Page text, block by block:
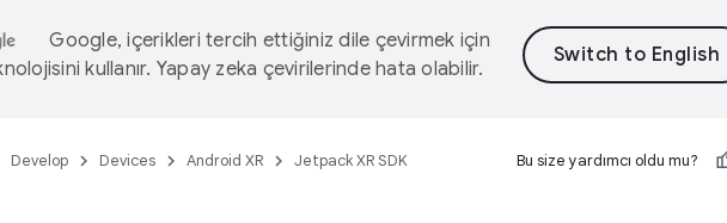
Google, içerikleri tercih ettiğiniz dile çevirmek için
kullanır. Yapay zeka çevirilerinde hata olabilir.
Develop Devices Android XR
Jetpack XR SDK
Bu size yardımcı oldu mu?